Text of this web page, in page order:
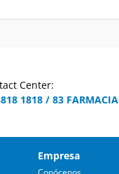
Center:
1818 / 83 FARMACIA
Empresa